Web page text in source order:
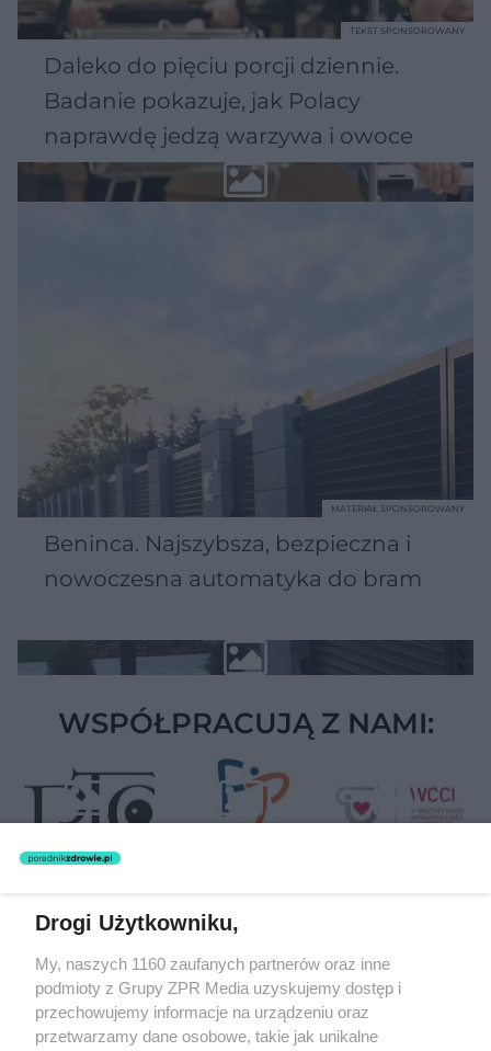
Daleko do pięciu porcji dziennie.
Badanie pokazuje, jak Polacy
naprawdę jedzą warzywa i owoce
TEKST SPONSOROWANY
Beninca. Najszybsza, bezpieczna i
nowoczesna automatyka do bram
MATERIAŁ SPONSOROWANY
WSPÓŁPRACUJĄ Z NAMI:
Żaden utwór zamieszczony w serwisie nie może być powielany i
rozpowszechniany lub dalej rozpowszechniany w jakikolwiek sposób
(w tym także elektroniczny lub mechaniczny) na jakimkolwiek polu
eksploatacji w jakiejkolwiek formie, włącznie z umieszczaniem w
Internecie bez pisemnej zgody właściciela praw. Jakiekolwiek użycie
lub wykorzystanie utworów w całości lub w części z naruszeniem
Drogi Użytkowniku,
My, naszych 1160 zaufanych partnerów oraz inne
podmioty z Grupy ZPR Media uzyskujemy dostęp i
przechowujemy informacje na urządzeniu oraz
przetwarzamy dane osobowe, takie jak unikalne